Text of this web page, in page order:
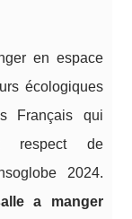
en espace
écologiques
Français qui
respect de
2024.
a manger